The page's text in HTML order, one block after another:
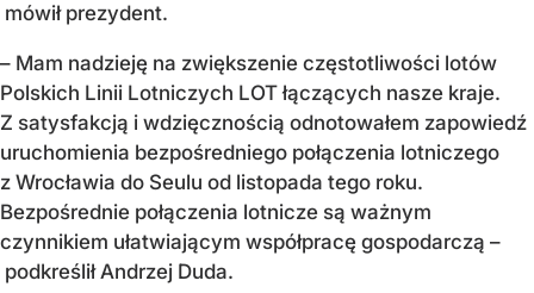
mówił prezydent.
– Mam nadzieję na zwiększenie częstotliwości lotów
Polskich Linii Lotniczych LOT łączących nasze kraje.
Z satysfakcją i wdzięcznością odnotowałem zapowiedź
uruchomienia bezpośredniego połączenia lotniczego
z Wrocławia do Seulu od listopada tego roku.
Bezpośrednie połączenia lotnicze są ważnym
czynnikiem ułatwiającym współpracę gospodarczą –
podkreślił Andrzej Duda.